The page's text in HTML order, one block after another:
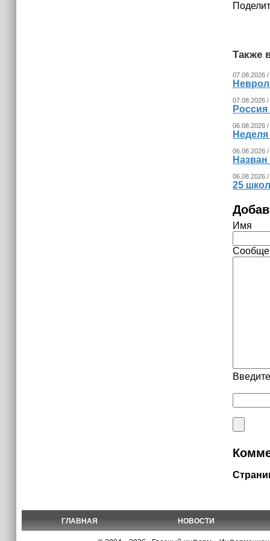
Также
07.08.2026
07.08.2026 /
06.08.2026
06.08.2026 /
06.08.2026
25
Имя
ГЛАВНАЯ НОВОСТИ